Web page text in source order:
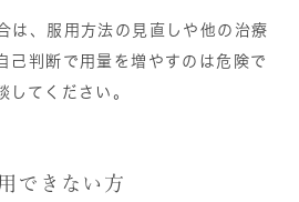
は、服用方法の見直しや他の治療
己判断で用量を増やすのは危険で
してください。
できない方